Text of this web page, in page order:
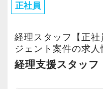
正社員
経理スタッフ【正
ジェント案件の求人
経理支援スタッフ